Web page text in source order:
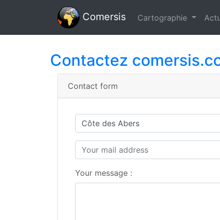
Comersis Cartographie
Contactez
Contact form
Your message :